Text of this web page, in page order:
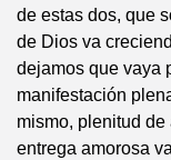
de estas dos, que
de Dios va
dejamos que vaya
manifestación
mismo, plenitud
entrega amorosa